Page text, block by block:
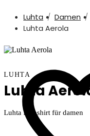
Luhta Damen
Luhta Aerola
LUHTA
Luhta
Luhta Poloshirt für damen